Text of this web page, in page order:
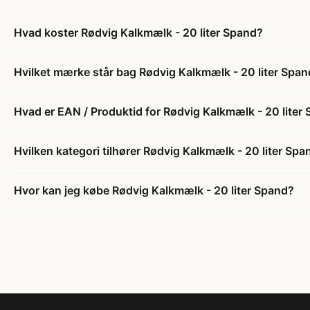
Hvad koster Rødvig Kalkmælk - 20 liter Spand?
Hvilket mærke står bag Rødvig Kalkmælk - 20 liter
Hvad er EAN / Produktid for Rødvig Kalkmælk - 20 liter
Hvilken kategori tilhører Rødvig Kalkmælk - 20 liter
Hvor kan jeg købe Rødvig Kalkmælk - 20 liter Spand?